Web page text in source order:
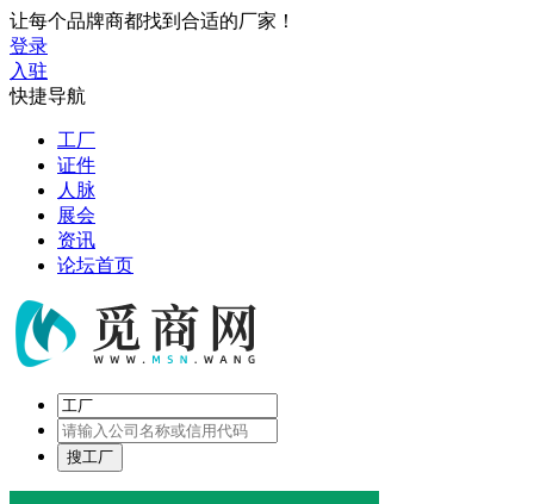
让每个品牌商都找到合适的厂家！
登录
入驻
快捷导航
工厂
证件
人脉
展会
资讯
论坛首页